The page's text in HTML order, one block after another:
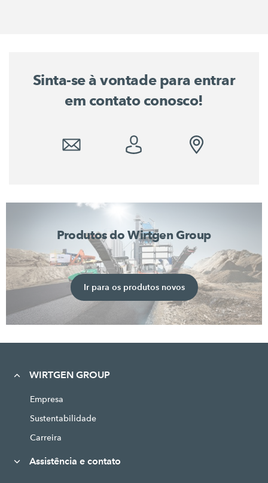
Sinta-se à vontade para entrar
em contato conosco!
Produtos do Wirtgen Group
Ir para os produtos novos
WIRTGEN GROUP
Empresa
Sustentabilidade
Carreira
Assistência e contato